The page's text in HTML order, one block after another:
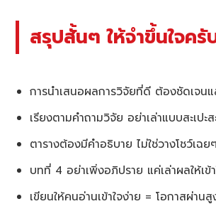
สรุปสั้นๆ ให้จำขึ้นใจครั
การนำเสนอผลการวิจัยที่ดี ต้องชัดเจน
เรียงตามคำถามวิจัย อย่าเล่าแบบสะเปะส
ตารางต้องมีคำอธิบาย ไม่ใช่วางโชว์เฉยๆ
บทที่ 4 อย่าเพิ่งอภิปราย แค่เล่าผลให้เข้
เขียนให้คนอ่านเข้าใจง่าย = โอกาสผ่าน